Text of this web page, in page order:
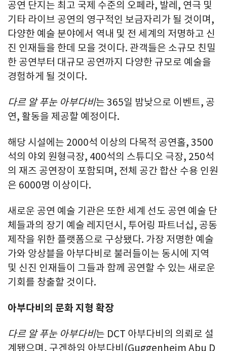
공연 단지는 최고 국제 수준의 오페라, 발레, 연극 및
기타 라이브 공연의 영구적인 보금자리가 될 것이며,
다양한 예술 분야에서 역내 및 전 세계의 저명하고 신
진 인재들을 한데 모을 것이다. 관객들은 소규모 친밀
한 공연부터 대규모 공연까지 다양한 규모로 예술을
경험하게 될 것이다.
다르 알 푸눈 아부다비는 365일 밤낮으로 이벤트, 공
연, 활동을 제공할 예정이다.
해당 시설에는 2000석 이상의 다목적 공연홀, 3500
석의 야외 원형극장, 400석의 스튜디오 극장, 250석
의 재즈 공연장이 포함되며, 전체 공간 합산 수용 인원
은 6000명 이상이다.
새로운 공연 예술 기관은 또한 세계 선도 공연 예술 단
체들과의 장기 예술 레지던시, 투어링 파트너십, 공동
제작을 위한 플랫폼으로 구상됐다. 가장 저명한 예술
가와 앙상블을 아부다비로 불러들이는 동시에 지역
및 신진 인재들이 그들과 함께 공연할 수 있는 새로운
기회를 창출할 것이다.
아부다비의 문화 지형 확장
다르 알 푸눈 아부다비는 DCT 아부다비의 의뢰로 설
계됐으며, 구겐하임 아부다비(Guggenheim Abu D